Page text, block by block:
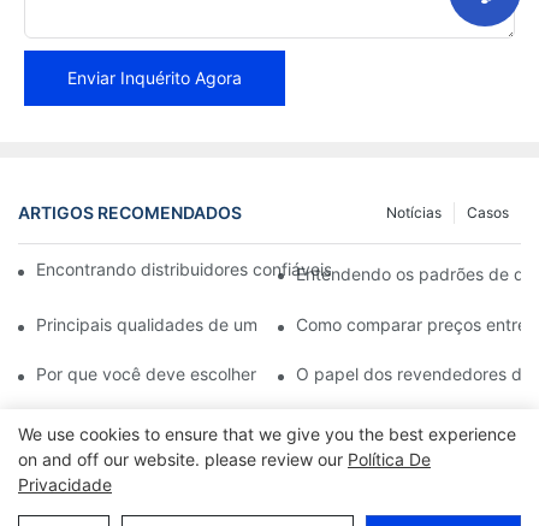
Enviar Inquérito Agora
ARTIGOS RECOMENDADOS Casos
Notícias
Encontrando distribuidores confiáveis ​​de pastilhas de freio
Entendendo os padrões de
Principais qualidades de um revendedor confiável de pastilhas
Como comparar preços entre
Por que você deve escolher um revendedor autorizado de
O papel dos revendedores
We use cookies to ensure that we give you the best experience
on and off our website. please review our Política De
Privacidade